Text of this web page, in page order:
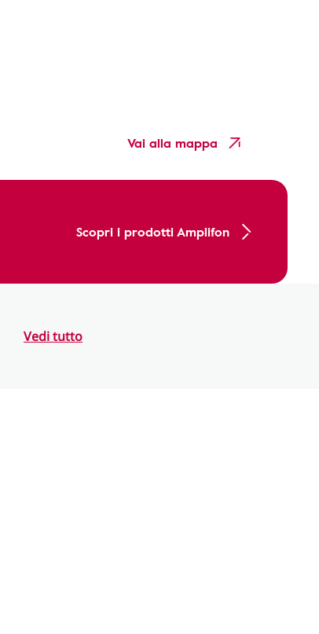
Vai alla mappa
Scopri i prodotti Amplifon
Vedi tutto